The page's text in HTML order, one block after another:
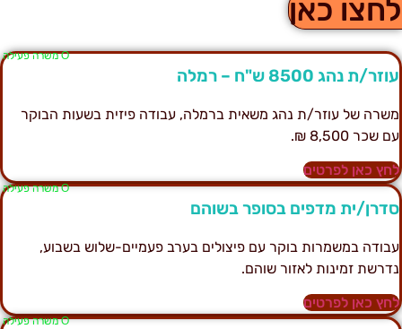
כאן
Ο משרה פעילה
ת נהג 8500 ש"ח – רמלה
של עוזר/ת נהג משאית ברמלה, עבודה פיזית בשעות הבוקר
שכר 8,500 ₪.
כאן לפרטים
Ο משרה פעילה
ית מדפים בסופר בשוהם
במשמרות בוקר עם פיצולים בערב פעמיים-שלוש בשבוע,
זמינות לאזור שוהם.
כאן לפרטים
Ο משרה פעילה